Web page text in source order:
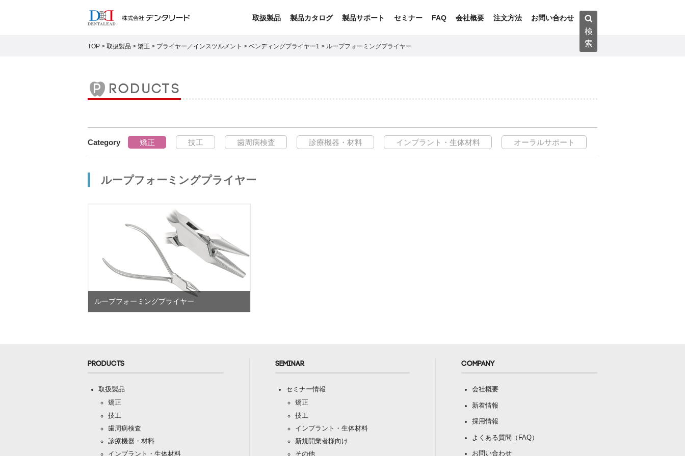
取扱製品 製品カタログ 製品サポート セミナー FAQ 会社概要 注文方法 お問い合わせ
検
索:
検
索
TOP > 取扱製品 > 矯正 > プライヤー／インスツルメント > ベンディングプライヤー1 > ループフォーミングプライヤー
products
矯正 技工 歯周病検査 診療機器・材料 インプラント・生体材料 オーラルサポート
ループフォーミングプライヤー
ループフォーミングプライヤー
PRODUCTS
取扱製品
矯正
技工
歯周病検査
診療機器・材料
インプラント・生体材料
SEMINAR
セミナー情報
矯正
技工
インプラント・生体材料
新規開業者様向け
その他
COMPANY
会社概要
新着情報
採用情報
よくある質問（FAQ）
お問い合わせ